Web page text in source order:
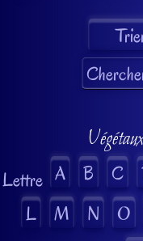
Lettre A B C
L
M N O